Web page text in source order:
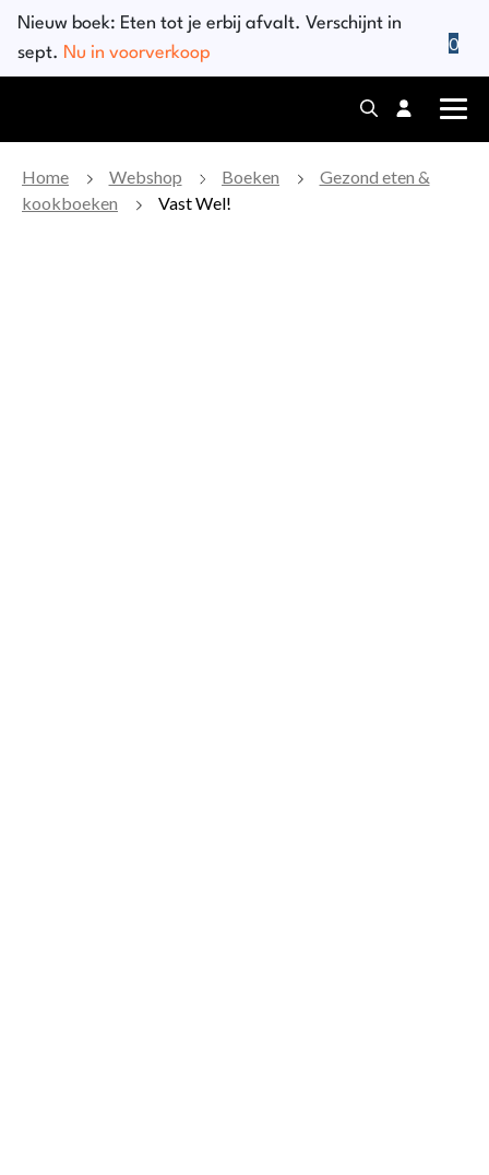
Skip
content
Nieuw boek: Eten tot je erbij afvalt. Verschijnt in
sept. Nu in voorverkoop 0
Home Webshop Boeken
Gezond eten &
kookboeken
Vast Wel!